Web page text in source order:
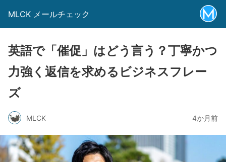
MLCK メールチェック
英語で「催促」はどう言う？丁寧かつ
力強く返信を求めるビジネスフレー
ズ
MLCK 4か月前